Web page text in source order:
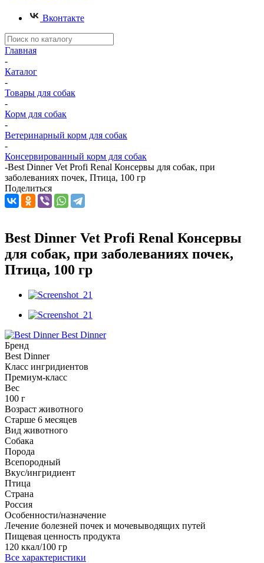
Вконтакте
Главная
-
Каталог
-
Товары для собак
-
Корм для собак
-
Ветеринарный корм для собак
-
Консервированный корм для собак
-Best Dinner Vet Profi Renal Консервы для собак, при
заболеваниях почек, Птица, 100 гр
Поделиться
Best Dinner Vet Profi Renal Консервы
для собак, при заболеваниях почек,
Птица, 100 гр
Best Dinner
Бренд
Best Dinner
Класс ингридиентов
Премиум-класс
Вес
100 г
Возраст животного
Старше 6 месяцев
Вид животного
Собака
Порода
Всепородный
Вкус/ингридиент
Птица
Страна
Россия
Особенности/назначение
Лечение болезней почек и мочевыводящих путей
Пищевая ценность продукта
120 ккал/100 гр
Все характеристики